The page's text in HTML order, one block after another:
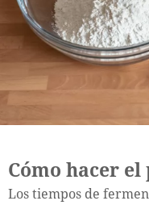
Cómo hacer
Los tiempos de